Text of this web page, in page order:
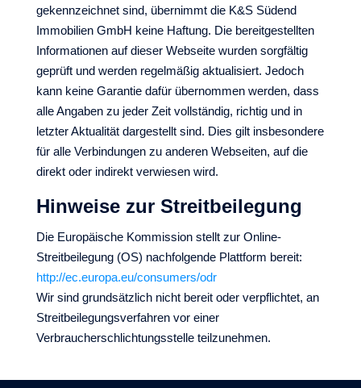
gekennzeichnet sind, übernimmt die K&S Südend
Immobilien GmbH keine Haftung. Die bereitgestellten
Informationen auf dieser Webseite wurden sorgfältig
geprüft und werden regelmäßig aktualisiert. Jedoch
kann keine Garantie dafür übernommen werden, dass
alle Angaben zu jeder Zeit vollständig, richtig und in
letzter Aktualität dargestellt sind. Dies gilt insbesondere
für alle Verbindungen zu anderen Webseiten, auf die
direkt oder indirekt verwiesen wird.
Hinweise zur Streitbeilegung
Die Europäische Kommission stellt zur Online-
Streitbeilegung (OS) nachfolgende Plattform bereit:
http://ec.europa.eu/consumers/odr
Wir sind grundsätzlich nicht bereit oder verpflichtet, an
Streitbeilegungsverfahren vor einer
Verbraucherschlichtungsstelle teilzunehmen.